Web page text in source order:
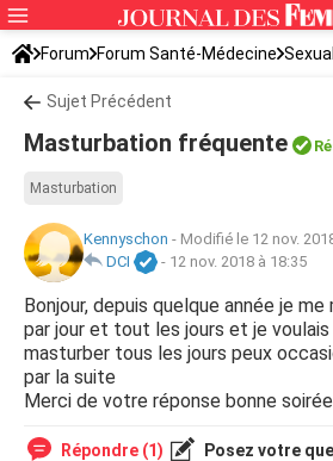
Forum Forum Santé-Médecine
Sujet Précédent
Masturbation fréquente
Masturbation
Kennyschon - Modifié le 12 nov.
DCI
- 12 nov. 2018 à 18:35
Bonjour, depuis quelque année je
par jour et tout les jours et je voulais
masturber tous les jours peux
par la suite
Merci de votre réponse bonne soirée
Répondre (1) Posez votre